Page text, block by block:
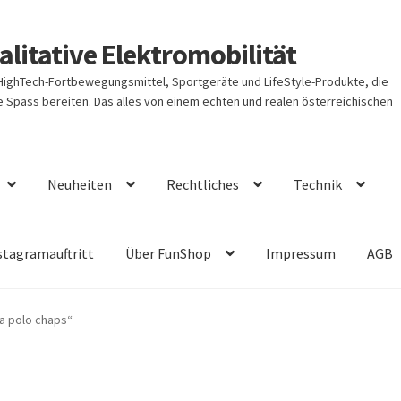
Elektromobilität
Fortbewegungsmittel, Sportgeräte und LifeStyle-Produkte, die
bereiten. Das alles von einem echten und realen österreichischen
Neuheiten Rechtliches Technik
Über FunShop Impressum AGB
polo chaps“